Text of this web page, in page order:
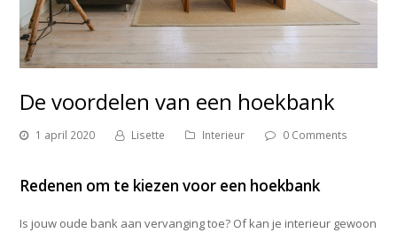
De voordelen van een hoekbank
1 april 2020 Lisette Interieur 0 Comments
Redenen om te kiezen voor een hoekbank
Is jouw oude bank aan vervanging toe? Of kan je interieur gewoon